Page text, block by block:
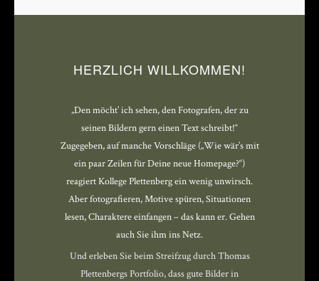
HERZLICH WILLKOMMEN!
„Den möcht’ ich sehen, den Fotografen, der zu
seinen Bildern gern einen Text schreibt!“
Zugegeben, auf manche Vorschläge („Wie wär’s mit
ein paar Zeilen für Deine neue Homepage?“)
reagiert Kollege Plettenberg ein wenig unwirsch.
Aber fotografieren, Motive spüren, Situationen
lesen, Charaktere einfangen – das kann er. Gehen
auch Sie ihm ins Netz.
Und erleben Sie beim Streifzug durch Thomas
Plettenbergs Portfolio, dass gute Bilder in